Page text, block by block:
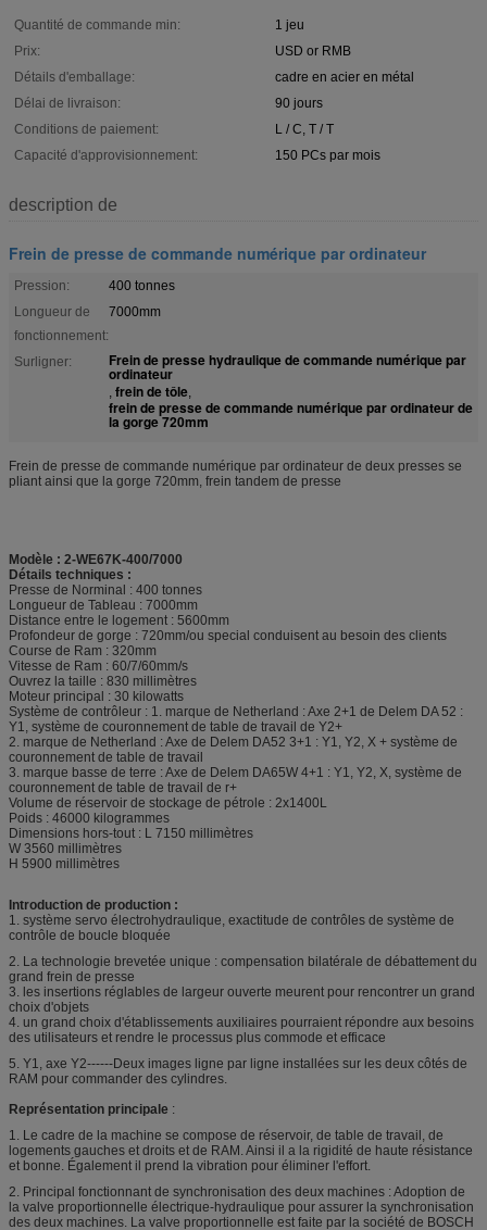
Quantité de commande min:
1 jeu
Prix:
USD or RMB
Détails d'emballage:
cadre en acier en métal
Délai de livraison:
90 jours
Conditions de paiement:
L / C, T / T
Capacité d'approvisionnement:
150 PCs par mois
description de
Frein de presse de commande numérique par ordinateur
Pression:
400 tonnes
Longueur de
fonctionnement:
7000mm
Surligner: Frein de presse hydraulique de commande numérique par
ordinateur
, frein de tôle,
frein de presse de commande numérique par ordinateur de
la gorge 720mm
Frein de presse de commande numérique par ordinateur de deux presses se
pliant ainsi que la gorge 720mm, frein tandem de presse
Modèle : 2-WE67K-400/7000
Détails techniques :
Presse de Norminal : 400 tonnes
Longueur de Tableau : 7000mm
Distance entre le logement : 5600mm
Profondeur de gorge : 720mm/ou special conduisent au besoin des clients
Course de Ram : 320mm
Vitesse de Ram : 60/7/60mm/s
Ouvrez la taille : 830 millimètres
Moteur principal : 30 kilowatts
Système de contrôleur : 1. marque de Netherland : Axe 2+1 de Delem DA 52 :
Y1, système de couronnement de table de travail de Y2+
2. marque de Netherland : Axe de Delem DA52 3+1 : Y1, Y2, X + système de
couronnement de table de travail
3. marque basse de terre : Axe de Delem DA65W 4+1 : Y1, Y2, X, système de
couronnement de table de travail de r+
Volume de réservoir de stockage de pétrole : 2x1400L
Poids : 46000 kilogrammes
Dimensions hors-tout : L 7150 millimètres
W 3560 millimètres
H 5900 millimètres
Introduction de production :
1. système servo électrohydraulique, exactitude de contrôles de système de
contrôle de boucle bloquée
2. La technologie brevetée unique : compensation bilatérale de débattement du
grand frein de presse
3. les insertions réglables de largeur ouverte meurent pour rencontrer un grand
choix d'objets
4. un grand choix d'établissements auxiliaires pourraient répondre aux besoins
des utilisateurs et rendre le processus plus commode et efficace
5. Y1, axe Y2------Deux images ligne par ligne installées sur les deux côtés de
RAM pour commander des cylindres.
Représentation principale :
1. Le cadre de la machine se compose de réservoir, de table de travail, de
logements gauches et droits et de RAM. Ainsi il a la rigidité de haute résistance
et bonne. Également il prend la vibration pour éliminer l'effort.
2. Principal fonctionnant de synchronisation des deux machines : Adoption de
la valve proportionnelle électrique-hydraulique pour assurer la synchronisation
des deux machines. La valve proportionnelle est faite par la société de BOSCH